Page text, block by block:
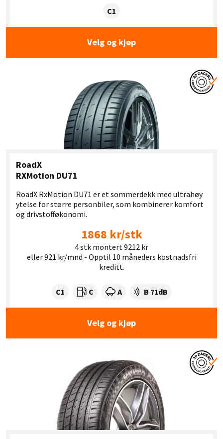
Dekklasse:
C1
Velg og kjøp
RoadX
RXMotion DU71
RoadX RxMotion DU71 er et sommerdekk med ultrahøy
ytelse for større personbiler, som kombinerer komfort
og drivstofføkonomi.
1868 kr/stk
4 stk montert 9212 kr
eller 921 kr/mnd - Opptil 10 måneders kostnadsfri
kreditt.
Dekklasse:
C1 Drivstofforbruk:
C Våtgrep:
A Dekkstøy (dB):
B 71dB
Velg og kjøp